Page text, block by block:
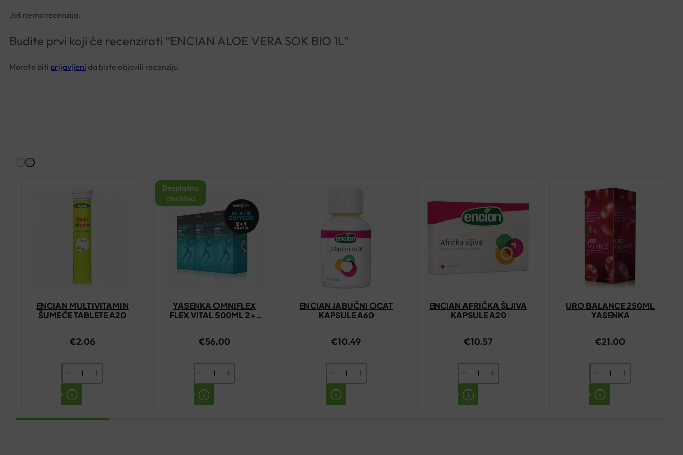
Još nema recenzija.
Budite prvi koji će recenzirati “ENCIAN ALOE VERA SOK BIO 1L”
Morate biti prijavljeni da biste objavili recenziju.
ENCIAN MULTIVITAMIN
ŠUMEĆE TABLETE A20
€2.06
ENCIAN
MULTIVITAMIN
ŠUMEĆE
TABLETE
YASENKA OMNIFLEX
FLEX VITAL 500ML 2+1
Besplatna
dostava
€56.00
YASENKA
OMNIFLEX
FLEX
ENCIAN JABUČNI OCAT
KAPSULE A60
€10.49
ENCIAN
JABUČNI
OCAT
ENCIAN AFRIČKA ŠLJIVA
KAPSULE A20
€10.57
ENCIAN
AFRIČKA
ŠLJIVA
URO BALANCE 250ML
YASENKA
€21.00
URO
BALANCE
250ML